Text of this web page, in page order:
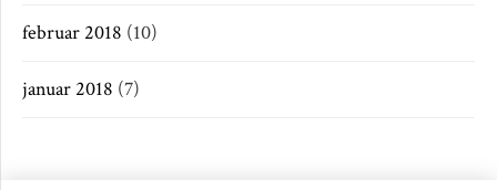
februar 2018 (10)
januar 2018 (7)